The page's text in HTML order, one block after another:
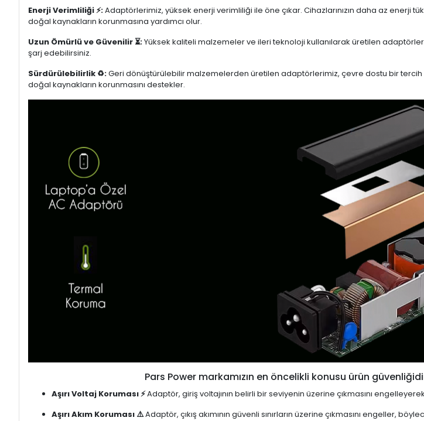
Enerji Verimliliği ⚡:Adaptörlerimiz, yüksek enerji verimliliği ile öne çıkar. Cihazlarınızın daha az enerji
doğal kaynakların korunmasına yardımcı olur.
Uzun Ömürlü ve Güvenilir ⏳:Yüksek kaliteli malzemeler ve ileri teknoloji kullanılarak üretilen
şarj edebilirsiniz.
Sürdürülebilirlik ♻️:Geri dönüştürülebilir malzemelerden üretilen adaptörlerimiz, çevre dostu bir tercih
doğal kaynakların korunmasını destekler.
Pars Power markamızın en öncelikli konusu ürün
Aşırı Voltaj Koruması ⚡Adaptör, giriş voltajının belirli bir seviyenin üzerine çıkmasını
Aşırı Akım Koruması ⚠️Adaptör, çıkış akımının güvenli sınırların üzerine çıkmasını engeller,